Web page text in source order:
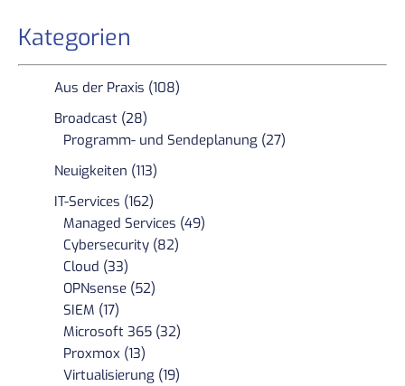
Kategorien
Aus der Praxis (108)
Broadcast (28)
Programm- und Sendeplanung (27)
Neuigkeiten (113)
IT-Services (162)
Managed Services (49)
Cybersecurity (82)
Cloud (33)
OPNsense (52)
SIEM (17)
Microsoft 365 (32)
Proxmox (13)
Virtualisierung (19)